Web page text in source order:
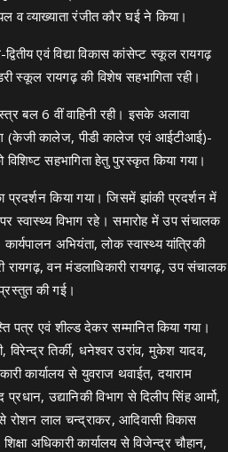
व व्याख्याता रंजीत कौर घई ने किया।
एवं विद्या विकास कांसेप्ट स्कूल रायगढ़
रायगढ़ की विशेष सहभागिता रही।
बल 6 वीं वाहिनी रही। इसके अलावा
(केजी कालेज, पीडी कालेज एवं आईटीआई)-
सहभागिता हेतु पुरस्कृत किया गया।
प्रदर्शन किया गया। जिसमें झांकी प्रदर्शन में
स्वास्थ्य विभाग रहे। समारोह में उप संचालक
अभियंता, लोक स्वास्थ्य यांत्रिकी
रायगढ़, वन मंडलाधिकारी रायगढ़, उप संचालक
प्रस्तुत की गई।
पत्र एवं शील्ड देकर सम्मानित किया गया।
विरेन्द्र तिर्की, धनेश्वर उरांव, मुकेश यादव,
कार्यालय से युवराज थवाईत, दयाराम
उद्यानिकी विभाग से दिलीप सिंह आर्मो,
से रोशन लाल चन्द्राकर, आदिवासी विकास
अधिकारी कार्यालय से विजेन्द्र चौहान,